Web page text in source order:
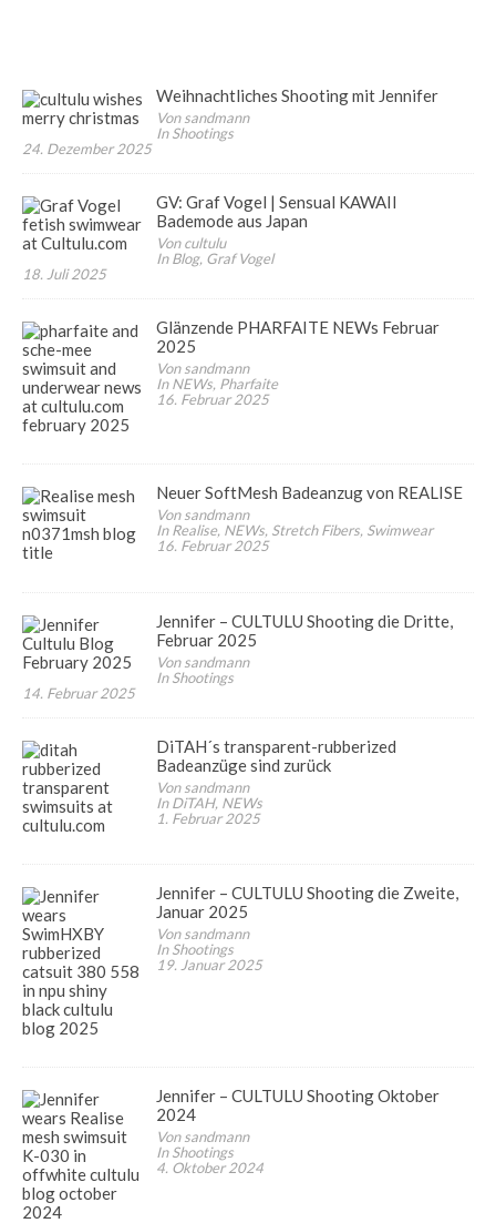
Weihnachtliches Shooting mit Jennifer
Von sandmann
In Shootings
24. Dezember 2025
GV: Graf Vogel | Sensual KAWAII
Bademode aus Japan
Von cultulu
In Blog, Graf Vogel
18. Juli 2025
Glänzende PHARFAITE NEWs Februar
2025
Von sandmann
In NEWs, Pharfaite
16. Februar 2025
Neuer SoftMesh Badeanzug von REALISE
Von sandmann
In Realise, NEWs, Stretch Fibers, Swimwear
16. Februar 2025
Jennifer – CULTULU Shooting die Dritte,
Februar 2025
Von sandmann
In Shootings
14. Februar 2025
DiTAH´s transparent-rubberized
Badeanzüge sind zurück
Von sandmann
In DiTAH, NEWs
1. Februar 2025
Jennifer – CULTULU Shooting die Zweite,
Januar 2025
Von sandmann
In Shootings
19. Januar 2025
Jennifer – CULTULU Shooting Oktober
2024
Von sandmann
In Shootings
4. Oktober 2024